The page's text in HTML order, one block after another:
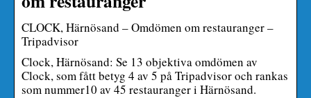
CLOCK, Härnösand – Omdömen om restauranger –
Tripadvisor
Clock, Härnösand: Se 13 objektiva omdömen av
Clock, som fått betyg 4 av 5 på Tripadvisor och rankas
som nummer10 av 45 restauranger i Härnösand.